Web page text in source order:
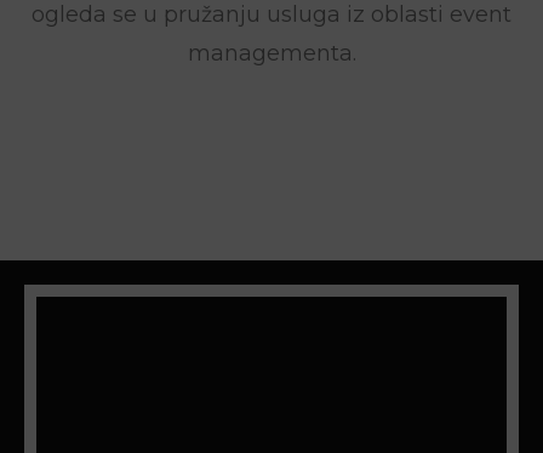
ogleda se u pružanju usluga iz oblasti event
managementa.